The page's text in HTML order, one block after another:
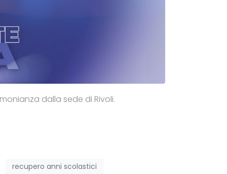
dalla sede di Rivoli.
recupero anni scolastici